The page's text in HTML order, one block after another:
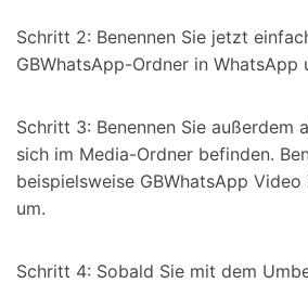
Schritt 2: Benennen Sie jetzt
GBWhatsApp-Ordner in WhatsApp
Schritt 3: Benennen Sie außerdem
sich im Media-Ordner befinden.
beispielsweise GBWhatsApp
um.
Schritt 4: Sobald Sie mit dem